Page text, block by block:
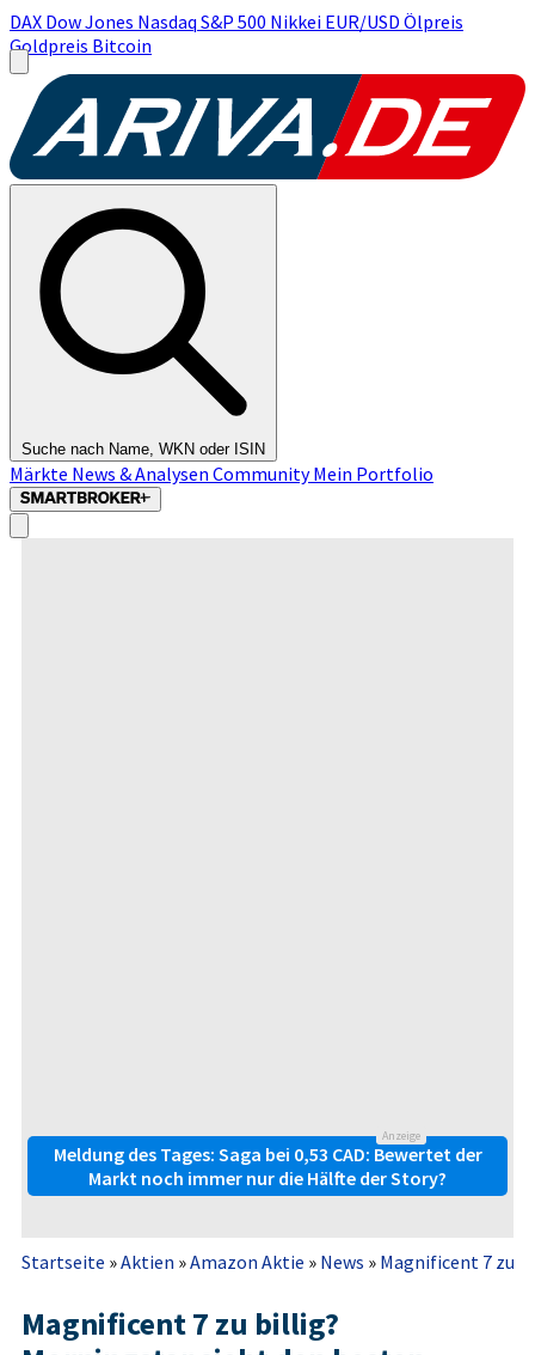
DAX Dow Jones Nasdaq S&P 500 Nikkei EUR/USD Ölpreis
Goldpreis Bitcoin
Suche nach Name, WKN oder ISIN
Märkte News & Analysen CommunityMein Portfolio
Anzeige
Meldung des Tages: Saga bei 0,53 CAD: Bewertet der
Markt noch immer nur die Hälfte der Story?
Startseite »Aktien »Amazon Aktie » News » Magnificent 7 zu
Magnificent 7 zu billig?